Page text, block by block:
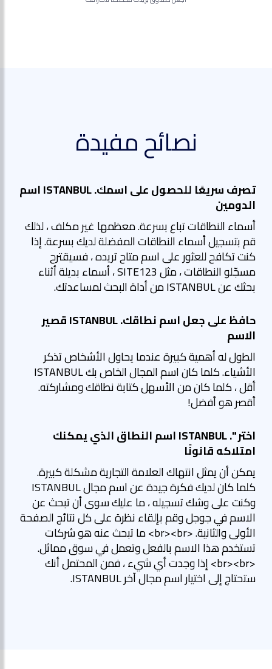
نصائح مفيدة
تصرف سريعًا للحصول على اسمك. ISTANBUL اسم
الدومين
أسماء النطاقات تباع بسرعة. معظمها غير مكلف ، لذلك
قم بتسجيل أسماء النطاقات المفضلة لديك بسرعة. إذا
كنت تكافح للعثور على اسم متاح تريده ، فسيقترح
مسجّلو النطاقات ، مثل SITE123 ، أسماء بديلة أثناء
بحثك عن ISTANBUL من أداة البحث لمساعدتك.
حافظ على جعل اسم نطاقك. ISTANBUL قصير
الاسم
الطول له أهمية كبيرة عندما يحاول الأشخاص تذكر
الأشياء. كلما كان اسم المجال الخاص بك ISTANBUL
أقل ، كلما كان من الأسهل كتابة نطاقك ومشاركته.
أقصر هو أفضل!
اختر ". ISTANBUL اسم النطاق الذي يمكنك
امتلاكه قانونًا
يمكن أن يمثل انتهاك العلامة التجارية مشكلة كبيرة.
كلما كان لديك فكرة جيدة عن اسم مجال ISTANBUL
وكنت على وشك تسجيله ، ما عليك سوى أن تبحث عن
الاسم في جوجل وقم بإلقاء نظرة على كل نتائج الصفحة
الأولى والثانية. <br><br> ما تبحث عنه هو شركات
تستخدم هذا الاسم بالفعل وتعمل في سوق مماثل.
<br><br> إذا وجدت أي شيء ، فمن المحتمل أنك
ستحتاج إلى اختيار اسم مجال آخر ISTANBUL.